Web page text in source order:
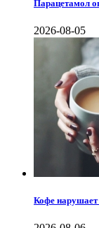
Парацетамол
2026-08-05
Кофе